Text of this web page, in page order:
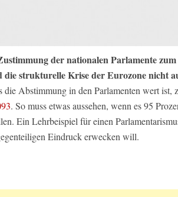
der nationalen Parlamente
strukturelle Krise der Eurozone nicht
die Abstimmung in den Parlamenten wert ist,
. So muss etwas aussehen, wenn es 95
Ein Lehrbeispiel für einen
Eindruck erwecken will.